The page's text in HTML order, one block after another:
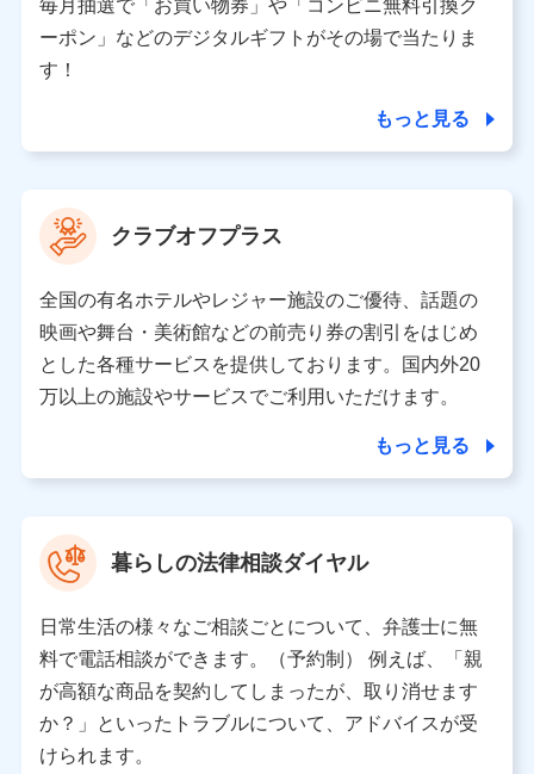
（各サービスで取得したサービス利用履歴、ウェブサイ
トの閲覧履歴、購買履歴、ご契約内容等のパーソナルデ
ータを分析して、お客さまの趣味・嗜好・傾向に応じた
上記に係る案内・手続き・管理等付帯業務を行うため
【当該個人データの管理について責任を有する者の名称・住
所・代表者名】
当該個人データを取り扱う各共同利用者（詳細は次のとお
り）
東京都千代田区永田町2丁目11番1号 山王パークタワー
株式会社NTTドコモ 代表取締役社長 前田 義晃
東京都中央区日本橋人形町2-14-10 アーバンネット日本橋
ビル 3F
※ 当社および株式会社NTTドコモは、お客さまの情報を利
データ憲章」に定める行動原則を順守します 。
※ パーソナルデータダッシュボードの「第三者提供の管
理」の設定状態にかかわらず、共同利用する場合がありま
※ dポイントクラブ会員ではないお客さま（2019年12月11
日以降、一度もdポイントクラブ会員であったことがないお
毎月抽選で「お買い物券」や「コンビニ無料引換ク
ーポン」などのデジタルギフトがその場で当たりま
す！
もっと見る
クラブオフプラス
全国の有名ホテルやレジャー施設のご優待、話題の
映画や舞台・美術館などの前売り券の割引をはじめ
とした各種サービスを提供しております。国内外20
万以上の施設やサービスでご利用いただけます。
もっと見る
暮らしの法律相談ダイヤル
日常生活の様々なご相談ごとについて、弁護士に無
料で電話相談ができます。（予約制） 例えば、「親
が高額な商品を契約してしまったが、取り消せます
か？」といったトラブルについて、アドバイスが受
けられます。